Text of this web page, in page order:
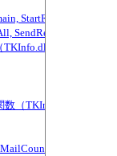
StartReceiveAll,
SendRemainAll関数
TKInfo.dll）
数（TKInfo.dll）